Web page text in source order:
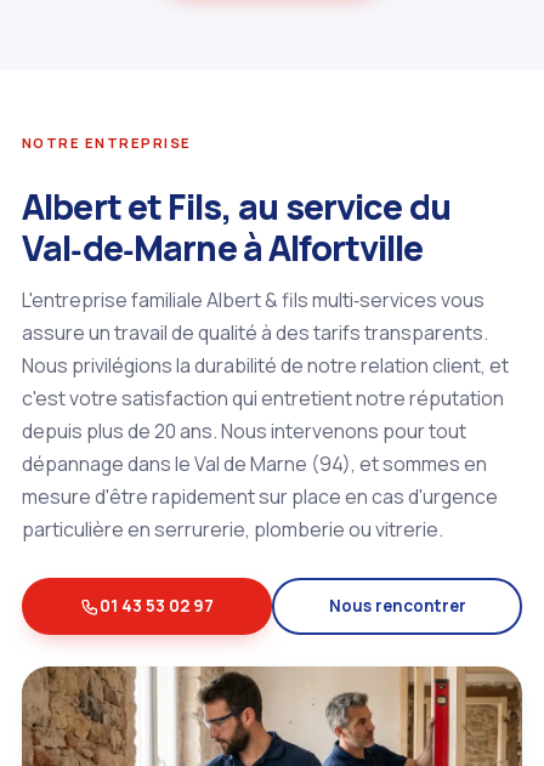
NOTRE ENTREPRISE
Albert et Fils, au service du
Val‑de‑Marne à Alfortville
L'entreprise familiale Albert & fils multi‑services vous
assure un travail de qualité à des tarifs transparents.
Nous privilégions la durabilité de notre relation client, et
c'est votre satisfaction qui entretient notre réputation
depuis plus de 20 ans. Nous intervenons pour tout
dépannage dans le Val de Marne (94), et sommes en
mesure d'être rapidement sur place en cas d'urgence
particulière en serrurerie, plomberie ou vitrerie.
01 43 53 02 97 Nous rencontrer